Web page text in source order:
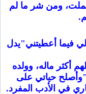
ومن شر ما لم
أكثر ماله، وولده
"وأصلح حياتي على
في الأدب المفرد.